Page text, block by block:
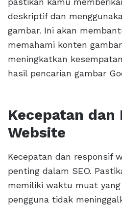
deskriptif dan
gambar. Ini akan
memahami konten
meningkatkan
hasil pencarian gambar
Kecepatan dan
Website
Kecepatan dan responsif
penting dalam SEO.
memiliki waktu muat
pengguna tidak